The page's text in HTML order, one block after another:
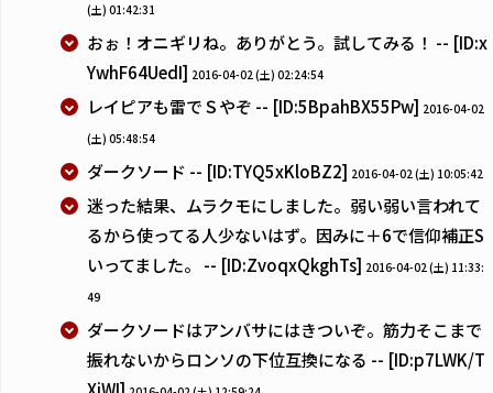
(土) 01:42:31
おぉ！オニギリね。ありがとう。試してみる！ -- [ID:x
YwhF64UedI] 2016-04-02 (土) 02:24:54
レイピアも雷でＳやぞ -- [ID:5BpahBX55Pw] 2016-04-02
(土) 05:48:54
ダークソード -- [ID:TYQ5xKloBZ2] 2016-04-02 (土) 10:05:42
迷った結果、ムラクモにしました。弱い弱い言われて
るから使ってる人少ないはず。因みに＋6で信仰補正S
いってました。 -- [ID:ZvoqxQkghTs] 2016-04-02 (土) 11:33:
49
ダークソードはアンバサにはきついぞ。筋力そこまで
振れないからロンソの下位互換になる -- [ID:p7LWK/T